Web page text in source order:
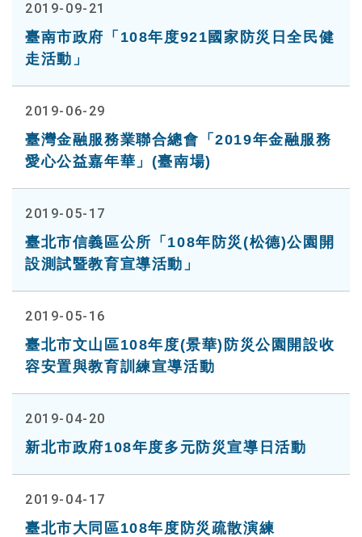
2019-09-21
臺南市政府「108年度921國家防災日全民健
走活動」
2019-06-29
臺灣金融服務業聯合總會「2019年金融服務
愛心公益嘉年華」(臺南場)
2019-05-17
臺北市信義區公所「108年防災(松德)公園開
設測試暨教育宣導活動」
2019-05-16
臺北市文山區108年度(景華)防災公園開設收
容安置與教育訓練宣導活動
2019-04-20
新北市政府108年度多元防災宣導日活動
2019-04-17
臺北市大同區108年度防災疏散演練